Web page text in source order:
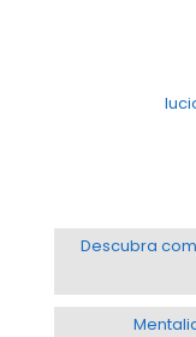
Descubra